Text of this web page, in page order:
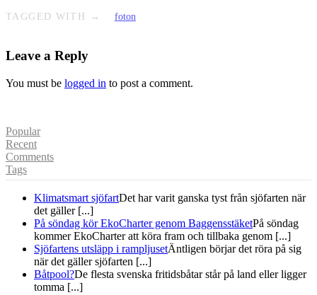
TAGGED WITH → foton
Leave a Reply
You must be logged in to post a comment.
Popular
Recent
Comments
Tags
Klimatsmart sjöfartDet har varit ganska tyst från sjöfarten när
det gäller [...]
På söndag kör EkoCharter genom BaggensstäketPå söndag
kommer EkoCharter att köra fram och tillbaka genom [...]
Sjöfartens utsläpp i rampljusetÄntligen börjar det röra på sig
när det gäller sjöfarten [...]
Båtpool?De flesta svenska fritidsbåtar står på land eller ligger
tomma [...]